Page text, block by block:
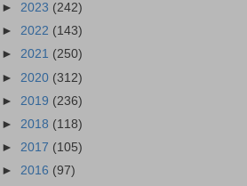
► 2023 (242)
► 2022 (143)
► 2021 (250)
► 2020 (312)
► 2019 (236)
► 2018 (118)
► 2017 (105)
► 2016 (97)